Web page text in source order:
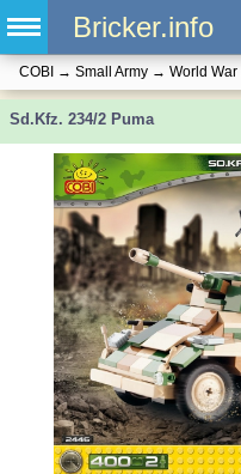
Bricker.info
COBI → Small Army → World War II
Sd.Kfz. 234/2 Puma